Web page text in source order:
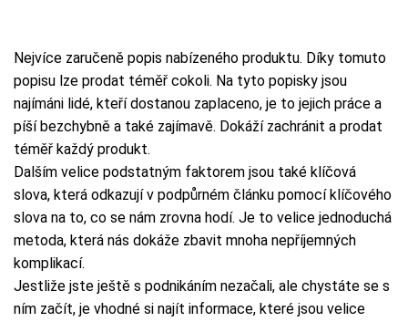
Nejvíce zaručeně popis nabízeného produktu. Díky tomuto
popisu lze prodat téměř cokoli. Na tyto popisky jsou
najímáni lidé, kteří dostanou zaplaceno, je to jejich práce a
píší bezchybně a také zajímavě. Dokáží zachránit a prodat
téměř každý produkt.
Dalším velice podstatným faktorem jsou také klíčová
slova, která odkazují v podpůrném článku pomocí klíčového
slova na to, co se nám zrovna hodí. Je to velice jednoduchá
metoda, která nás dokáže zbavit mnoha nepříjemných
komplikací.
Jestliže jste ještě s podnikáním nezačali, ale chystáte se s
ním začít, je vhodné si najít informace, které jsou velice